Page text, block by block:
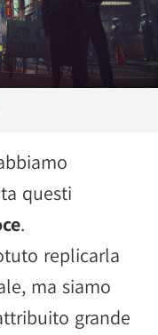
questi
.
replicarla
ma siamo
grande